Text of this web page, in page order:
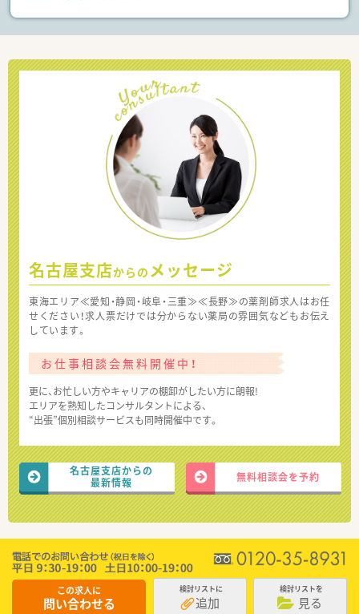
名古屋支店からの メッセージ
東海エリア≪愛知・静岡・岐阜・三重≫≪長野≫の薬剤師求人はお任
せください！求人票だけでは分からない薬局の雰囲気などもお伝え
しています。
お仕事相談会無料開催中！
更に、お忙しい方やキャリアの棚卸がしたい方に朗報!
エリアを熟知したコンサルタントによる、
“出張”個別相談サービスも同時開催中です。
名古屋支店からの
最新情報
無料相談会を予約
この求人に
問い合わせる
検討リストに
追加
検討リストを
見る